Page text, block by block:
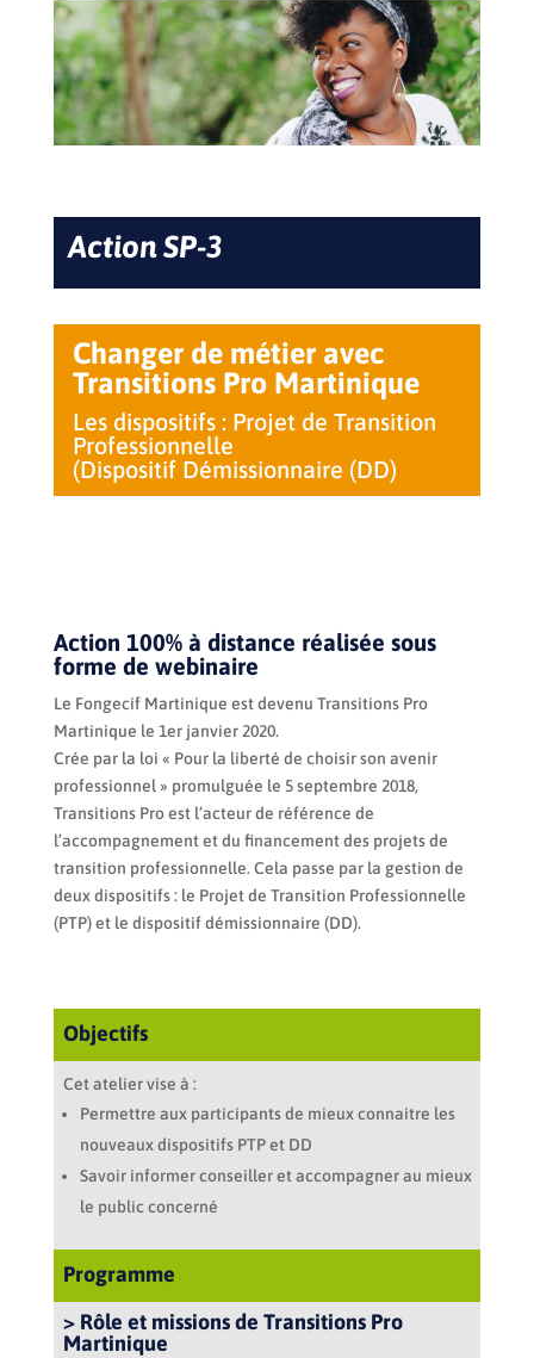
Action SP-3
Changer de métier avec
Transitions Pro Martinique
Les dispositifs : Projet de Transition
Professionnelle
(Dispositif Démissionnaire (DD)
Action 100% à distance réalisée sous
forme de webinaire
Le Fongecif Martinique est devenu Transitions Pro
Martinique le 1er janvier 2020.
Crée par la loi « Pour la liberté de choisir son avenir
professionnel » promulguée le 5 septembre 2018,
Transitions Pro est l’acteur de référence de
l’accompagnement et du financement des projets de
transition professionnelle. Cela passe par la gestion de
deux dispositifs : le Projet de Transition Professionnelle
(PTP) et le dispositif démissionnaire (DD).
Objectifs
Cet atelier vise à :
Permettre aux participants de mieux connaitre les
nouveaux dispositifs PTP et DD
Savoir informer conseiller et accompagner au mieux
le public concerné
Programme
> Rôle et missions de Transitions Pro
Martinique